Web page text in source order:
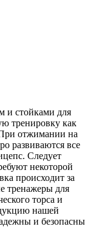
и стойками для
тренировку как
отжимании на
развиваются все
Следует
некоторой
происходит за
тренажеры для
торса и
нашей
и безопасны